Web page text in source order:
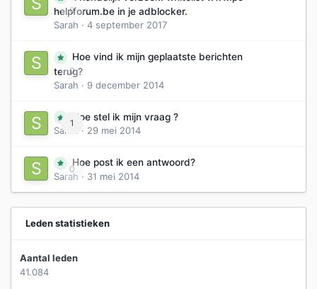
0
helpforum.be in je adblocker.
Sarah · 4 september 2017
0
Hoe vind ik mijn geplaatste berichten
terug?
Sarah · 9 december 2014
1
Hoe stel ik mijn vraag ?
Sarah
· 29 mei 2014
0
Hoe post ik een antwoord?
Sarah · 31 mei 2014
Leden statistieken
Aantal leden
41.084